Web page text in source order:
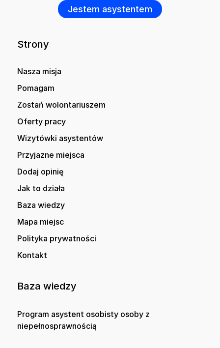
Jestem asystentem
Strony
Nasza misja
Pomagam
Zostań wolontariuszem
Oferty pracy
Wizytówki asystentów
Przyjazne miejsca
Dodaj opinię
Jak to działa
Baza wiedzy
Mapa miejsc
Polityka prywatności
Kontakt
Baza wiedzy
Program asystent osobisty osoby z
niepełnosprawnością